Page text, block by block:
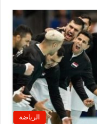
الرياضة